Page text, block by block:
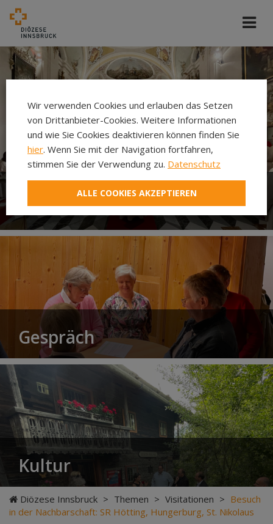
Gottesdienst
Gespräch
Kultur
Diözese Innsbruck > Themen > Visitationen > Besuch
in der Nachbarschaft: SR Hötting, Hungerburg, St. Nikolaus
Wir verwenden Cookies und erlauben das Setzen
von Drittanbieter-Cookies. Weitere Informationen
und wie Sie Cookies deaktivieren können finden Sie
hier. Wenn Sie mit der Navigation fortfahren,
stimmen Sie der Verwendung zu. Datenschutz
ALLE COOKIES AKZEPTIEREN